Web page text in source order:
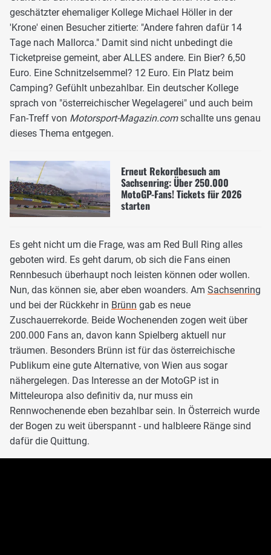
geschätzter ehemaliger Kollege Michael Höller in der
'Krone' einen Besucher zitierte: "Andere fahren dafür 14
Tage nach Mallorca." Damit sind nicht unbedingt die
Ticketpreise gemeint, aber ALLES andere. Ein Bier? 6,50
Euro. Eine Schnitzelsemmel? 12 Euro. Ein Platz beim
Camping? Gefühlt unbezahlbar. Ein deutscher Kollege
sprach von "österreichischer Wegelagerei" und auch beim
Fan-Treff von Motorsport-Magazin.comschallte uns genau
dieses Thema entgegen.
Erneut Rekordbesuch am
Sachsenring: Über 250.000
MotoGP-Fans! Tickets für 2026
starten
Es geht nicht um die Frage, was am Red Bull Ring alles
geboten wird. Es geht darum, ob sich die Fans einen
Rennbesuch überhaupt noch leisten können oder wollen.
Nun, das können sie, aber eben woanders. Am Sachsenring
und bei der Rückkehr in Brünn gab es neue
Zuschauerrekorde. Beide Wochenenden zogen weit über
200.000 Fans an, davon kann Spielberg aktuell nur
träumen. Besonders Brünn ist für das österreichische
Publikum eine gute Alternative, von Wien aus sogar
nähergelegen. Das Interesse an der MotoGP ist in
Mitteleuropa also definitiv da, nur muss ein
Rennwochenende eben bezahlbar sein. In Österreich wurde
der Bogen zu weit überspannt - und halbleere Ränge sind
dafür die Quittung.